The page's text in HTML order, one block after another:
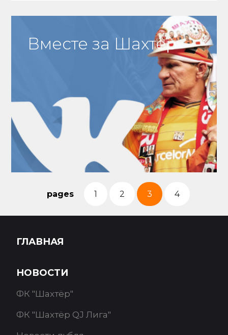
Вместе за Шахтёр
pages 1 2 3 4
ГЛАВНАЯ
НОВОСТИ
ФК "Шахтёр"
ФК "Шахтёр QJ Лига"